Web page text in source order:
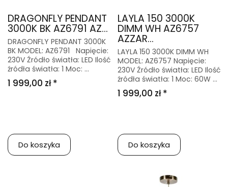
DRAGONFLY PENDANT
3000K BK AZ6791 AZ...
DRAGONFLY PENDANT 3000K
BK MODEL: AZ6791 Napięcie:
230V Źródło światła: LED Ilość
źródła światła: 1 Moc: ...
1 999,00 zł *
Do koszyka
LAYLA 150 3000K
DIMM WH AZ6757
AZZAR...
LAYLA 150 3000K DIMM WH
MODEL: AZ6757 Napięcie:
230V Źródło światła: LED Ilość
źródła światła: 1 Moc: 60W ...
1 999,00 zł *
Do koszyka